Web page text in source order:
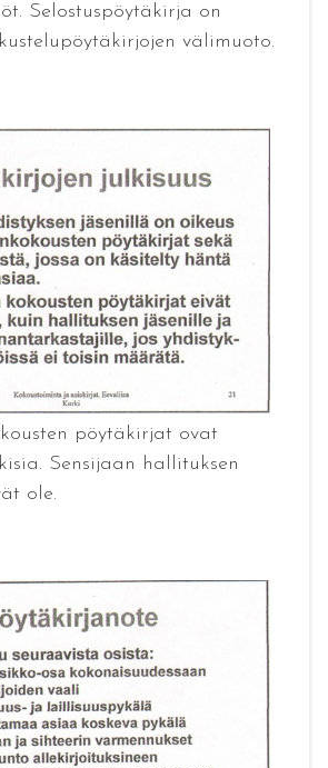
Selostuspöytäkirja on
välimuoto.
pöytäkirjat ovat
Sensijaan hallituksen
ole.